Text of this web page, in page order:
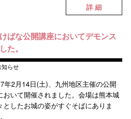
詳 細
ばな公開講座においてデモンス
た。
らせ
年2月14日(土)、九州地区主催の公開
いて開催されました。会場は熊本城
したお城の姿がすぐそばにありま